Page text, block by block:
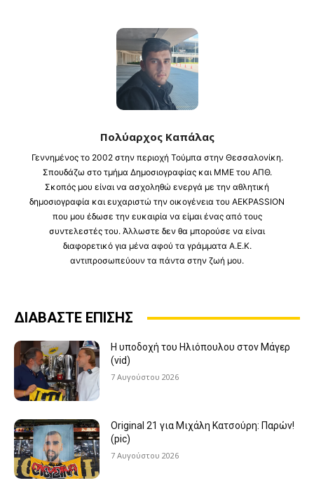
Πολύαρχος Καπάλας
Γεννημένος το 2002 στην περιοχή Τούμπα στην Θεσσαλονίκη.
Σπουδάζω στο τμήμα Δημοσιογραφίας και ΜΜΕ του ΑΠΘ.
Σκοπός μου είναι να ασχοληθώ ενεργά με την αθλητική
δημοσιογραφία και ευχαριστώ την οικογένεια του AEKPASSION
που μου έδωσε την ευκαιρία να είμαι ένας από τους
συντελεστές του. Άλλωστε δεν θα μπορούσε να είναι
διαφορετικό για μένα αφού τα γράμματα Α.Ε.Κ.
αντιπροσωπεύουν τα πάντα στην ζωή μου.
ΔΙΑΒΑΣΤΕ ΕΠΙΣΗΣ
Η υποδοχή του Ηλιόπουλου στον Μάγερ
(vid)
7 Αυγούστου 2026
Original 21 για Μιχάλη Κατσούρη: Παρών!
(pic)
7 Αυγούστου 2026